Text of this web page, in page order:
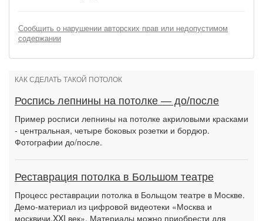
Сообщить о нарушении авторских прав или недопустимом
содержании
КАК СДЕЛАТЬ ТАКОЙ ПОТОЛОК
Роспись лепнины на потолке — до/после
Пример росписи лепнины на потолке акриловыми красками
- центральная, четыре боковых розетки и бордюр.
Фотографии до/после.
Реставрация потолка в Большом театре
Процесс реставрации потолка в Больщом театре в Москве.
Демо-материал из цифровой видеотеки «Москва и
москвичи.XXI век». Материалы можно приобрести для